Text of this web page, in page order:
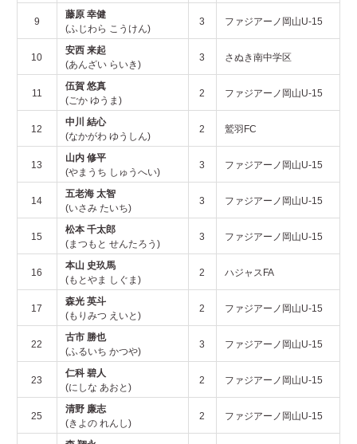
9
藤原 幸健
(ふじわら こうけん)
3 ファジアーノ岡山U-15
10
安西 来起
(あんざい らいき)
3 さぬき南中学区
11
伍賀 悠真
(ごか ゆうま)
2 ファジアーノ岡山U-15
12
中川 結心
(なかがわ ゆうしん)
2 鷲羽FC
13
山内 修平
(やまうち しゅうへい)
3 ファジアーノ岡山U-15
14
五老海 太智
(いさみ たいち)
3 ファジアーノ岡山U-15
15
松本 千太郎
(まつもと せんたろう)
3 ファジアーノ岡山U-15
16
本山 史玖馬
(もとやま しぐま)
2 ハジャスFA
17
森光 英斗
(もりみつ えいと)
2 ファジアーノ岡山U-15
22
古市 勝也
(ふるいち かつや)
3 ファジアーノ岡山U-15
23
仁科 碧人
(にしな あおと)
2 ファジアーノ岡山U-15
25
清野 廉志
(きよの れんし)
2 ファジアーノ岡山U-15